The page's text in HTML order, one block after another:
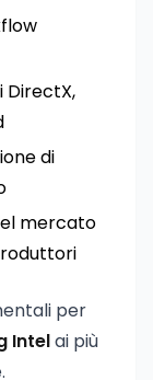
DirectX,
di
mercato
per
Intelai più